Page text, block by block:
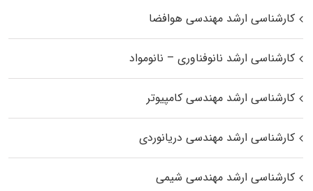
کارشناسی ارشد مهندسی هوافضا
کارشناسی ارشد نانوفناوری – نانومواد
کارشناسی ارشد مهندسی کامپیوتر
کارشناسی ارشد مهندسی دریانوردی
کارشناسی ارشد مهندسی شیمی